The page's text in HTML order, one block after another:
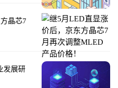
晶芯7
发展研